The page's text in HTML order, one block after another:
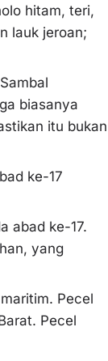
hitam, teri,
lauk jeroan;
biasanya
itu bukan
ke-17
abad ke-17.
yang
Pecel
Pecel